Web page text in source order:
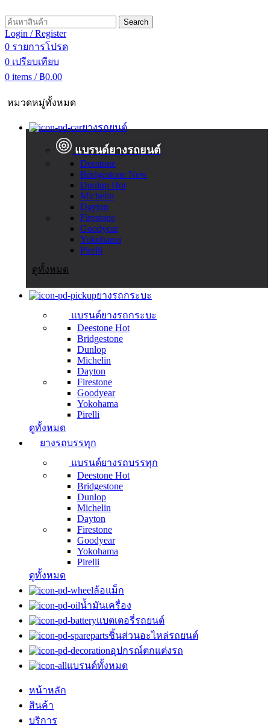
Search
Login / Register
0 รายการโปรด
0 เปรียบเทียบ
0 items / ฿0.00
หมวดหมู่ทั้งหมด
ยางรถยนต์
แบรนด์ยางรถยนต์
Deestone
Bridgestone New
Dunlop Hot
Michelin
Dayton
Firestone
Goodyear
Yokohama
Pirelli
ดูทั้งหมด
ยางรถกระบะ
แบรนด์ยางรถกระบะ
Deestone Hot
Bridgestone
Dunlop
Michelin
Dayton
Firestone
Goodyear
Yokohama
Pirelli
ดูทั้งหมด
ยางรถบรรทุก
แบรนด์ยางรถบรรทุก
Deestone Hot
Bridgestone
Dunlop
Michelin
Dayton
Firestone
Goodyear
Yokohama
Pirelli
ดูทั้งหมด
ล้อแม็ก
น้ำมันเครื่อง
แบตเตอรี่รถยนต์
ชิ้นส่วนอะไหล่รถยนต์
อุปกรณ์ตกแต่งรถ
แบรนด์ทั้งหมด
หน้าหลัก
สินค้า
บริการ